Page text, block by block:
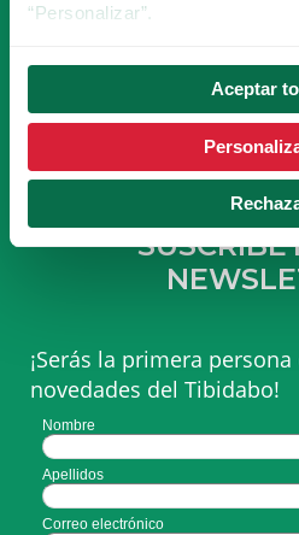
“Personalizar”.
Aceptar
DEL
HACERME
¡Serás la primera
novedades del Tibidabo!